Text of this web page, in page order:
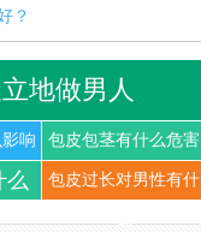
？
地做男人
响 包皮包茎有什么危害
么 包皮过长对男性有什